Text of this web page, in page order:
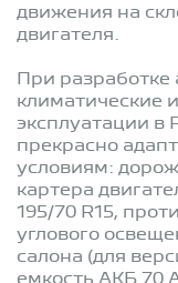
движения на
двигателя.
При
климатические
эксплуатации в
прекрасно
условиям:
картера
195/70 R15,
углового
салона (для
емкость АКБ 70